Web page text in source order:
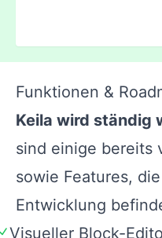
Funktionen &
Keila wird ständig
sind einige bereits
sowie Features,
Entwicklung
Visueller Block-